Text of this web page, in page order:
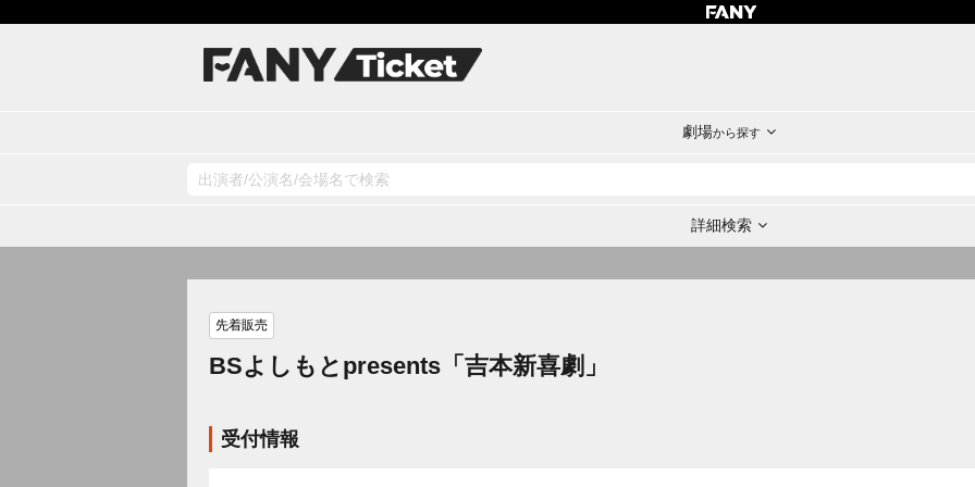
劇場から探す
詳細検索
先着販売
BSよしもとpresents「吉本新喜劇」
受付情報